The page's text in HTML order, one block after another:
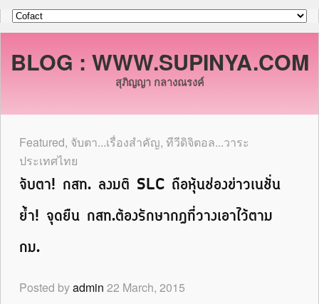
BLOG : WWW.SUPINYA.COM
สุภิญญา กลางณรงค์
Featured, จับตา...เรื่องสำคัญ, ทีวีดิจิตอล...วาระ
ประเทศไทย
จับตา! กสท. ลงมติ SLC ถือหุ้นช่องข่าวเนชั่น
ย้ำ! จุดยืน กสท.ต้องรักษากฎที่วางเอาไว้ตาม
กม.
Posted byadmin 22 March, 2015